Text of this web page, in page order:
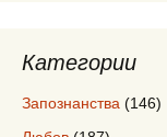
Категории
Запознанства (146)